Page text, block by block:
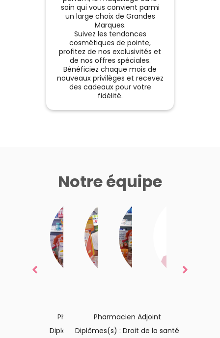
soin qui vous convient parmi
un large choix de Grandes
Marques.
Suivez les tendances
cosmétiques de pointe,
profitez de nos exclusivités et
de nos offres spéciales.
Bénéficiez chaque mois de
nouveaux privilèges et recevez
des cadeaux pour votre
fidélité.
Notre équipe
Pharmacien Titulaire
Pharmacien Titulaire
Diplômes(s) : Orthopédie
Pharmacien Adjoint
Diplômes(s) : Droit de la santé